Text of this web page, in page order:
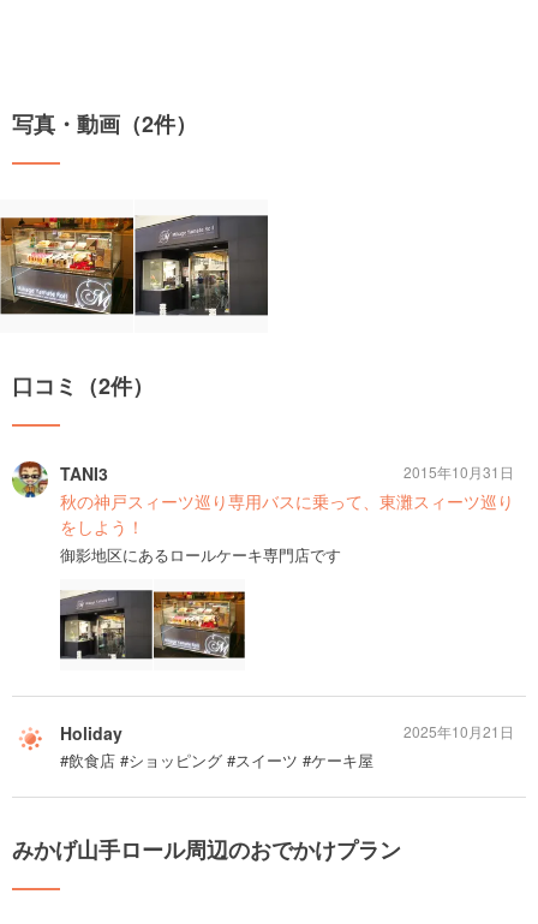
写真・動画（2件）
口コミ（2件）
TANI3
秋の神戸スィーツ巡り専用バスに乗って、東灘スィーツ巡り
をしよう！
御影地区にあるロールケーキ専門店です
2015年10月31日
Holiday
#飲食店 #ショッピング #スイーツ #ケーキ屋
2025年10月21日
みかげ山手ロール周辺のおでかけプラン